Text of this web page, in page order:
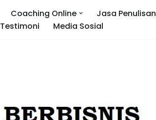
Coaching Online Jasa Penulisan
Testimoni Media Sosial